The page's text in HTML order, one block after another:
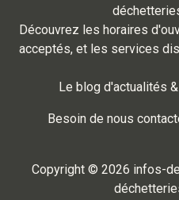
Découvrez les horaires
acceptés, et les services
Le blog d'actualités
Besoin de nous
Copyright © 2026 infos-